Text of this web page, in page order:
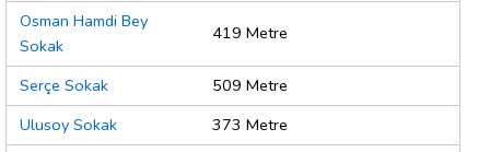
Osman Hamdi Bey
Sokak
419 Metre
Serçe Sokak
509 Metre
Ulusoy Sokak
373 Metre